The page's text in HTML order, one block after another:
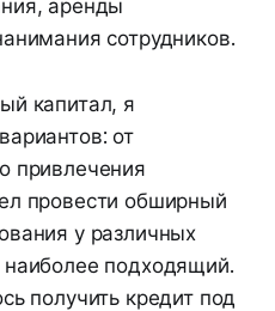
аренды
сотрудников.
капитал, я
от
привлечения
провести обширный
у различных
подходящий.
получить кредит под